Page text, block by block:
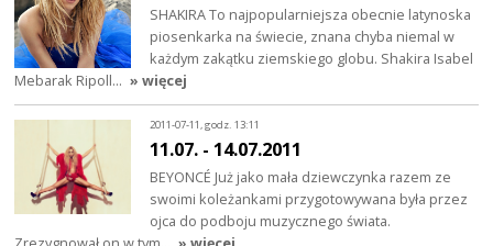
SHAKIRA To najpopularniejsza obecnie latynoska
piosenkarka na świecie, znana chyba niemal w
każdym zakątku ziemskiego globu. Shakira Isabel
Mebarak Ripoll… » więcej
2011-07-11, godz. 13:11
11.07. - 14.07.2011
BEYONCÉ Już jako mała dziewczynka razem ze
swoimi koleżankami przygotowywana była przez
ojca do podboju muzycznego świata.